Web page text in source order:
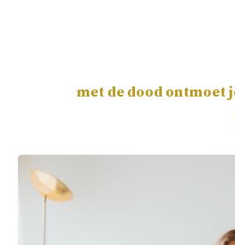
met de dood ontmoet